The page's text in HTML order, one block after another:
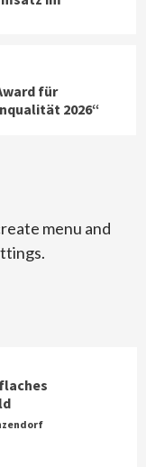
für
2026“
mehr auf
Induktions-
menu and